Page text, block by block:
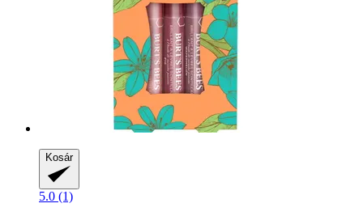
Kosár
5.0 (1)